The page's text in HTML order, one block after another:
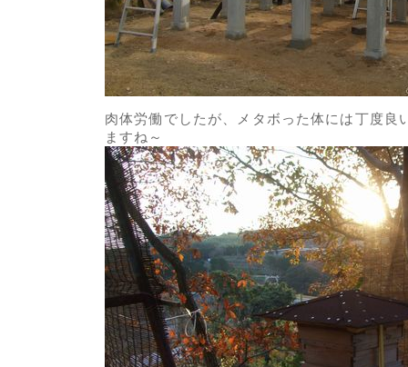
肉体労働でしたが、メタボった体には丁度良
ますね～